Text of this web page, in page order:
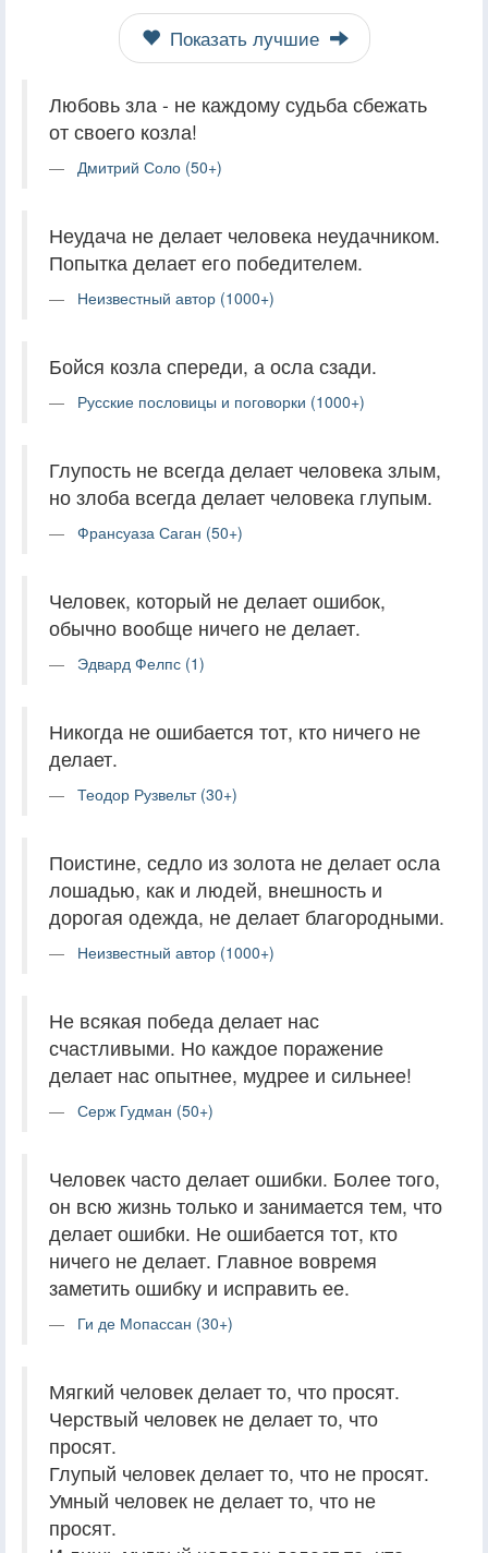
Показать лучшие
Любовь зла - не каждому судьба сбежать
от своего козла!
Дмитрий Соло (50+)
Неудача не делает человека неудачником.
Попытка делает его победителем.
Неизвестный автор (1000+)
Бойся козла спереди, а осла сзади.
Русские пословицы и поговорки (1000+)
Глупость не всегда делает человека злым,
но злоба всегда делает человека глупым.
Франсуаза Саган (50+)
Человек, который не делает ошибок,
обычно вообще ничего не делает.
Эдвард Фелпс (1)
Никогда не ошибается тот, кто ничего не
делает.
Теодор Рузвельт (30+)
Поистине, седло из золота не делает осла
лошадью, как и людей, внешность и
дорогая одежда, не делает благородными.
Неизвестный автор (1000+)
Не всякая победа делает нас
счастливыми. Но каждое поражение
делает нас опытнее, мудрее и сильнее!
Серж Гудман (50+)
Человек часто делает ошибки. Более того,
он всю жизнь только и занимается тем, что
делает ошибки. Не ошибается тот, кто
ничего не делает. Главное вовремя
заметить ошибку и исправить ее.
Ги де Мопассан (30+)
Мягкий человек делает то, что просят.
Черствый человек не делает то, что
просят.
Глупый человек делает то, что не просят.
Умный человек не делает то, что не
просят.